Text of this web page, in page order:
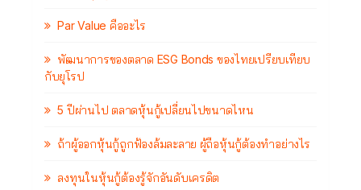
Par Value คืออะไร
พัฒนาการของตลาด ESG Bonds ของไทยเปรียบเทียบ
กับยุโรป
5 ปีผ่านไป ตลาดหุ้นกู้เปลี่ยนไปขนาดไหน
ถ้าผู้ออกหุ้นกู้ถูกฟ้องล้มละลาย ผู้ถือหุ้นกู้ต้องทำอย่างไร
ลงทุนในหุ้นกู้ต้องรู้จักอันดับเครดิต